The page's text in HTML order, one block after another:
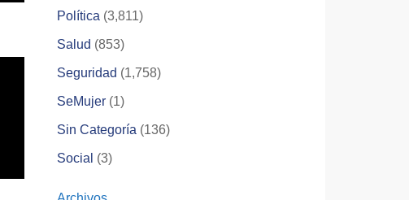
Política (3,811)
Salud (853)
Seguridad (1,758)
SeMujer (1)
Sin Categoría (136)
Social (3)